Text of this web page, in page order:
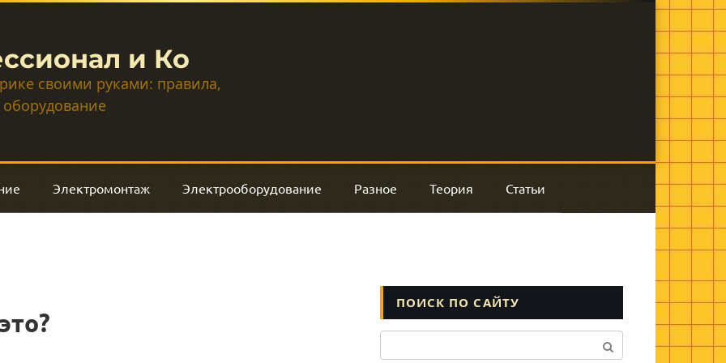
и Ко
своими руками: правила,
Электромонтаж Электрооборудование Разное Теория Статьи
ПОИСК ПО САЙТУ